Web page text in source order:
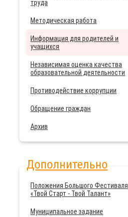
труда
Методическая работа
Информация для родителей и
учащихся
Независимая оценка качества
образовательной деятельности
Противодействие коррупции
Обращение граждан
Архив
Дополнительно
Положения Большого Фестиваля
«Твой Старт - Твой Талант»
Муниципальное задание